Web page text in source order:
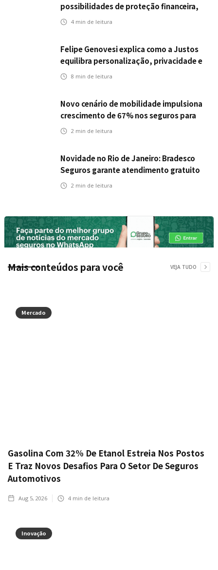
possibilidades de proteção financeira,
Icatu Seguros eleva capital segurado
4 min de leitura
Felipe Genovesi explica como a Justos
equilibra personalização, privacidade e
tecnologia
8 min de leitura
Novo cenário de mobilidade impulsiona
crescimento de 67% nos seguros para
veículos elétricos da Bradesco Seguros
2 min de leitura
Novidade no Rio de Janeiro: Bradesco
Seguros garante atendimento gratuito
na Ponte Rio-Niterói
2 min de leitura
Mais conteúdos para você VEJA TUDO
Mercado
Gasolina Com 32% De Etanol Estreia Nos Postos
E Traz Novos Desafios Para O Setor De Seguros
Automotivos
Aug 5, 2026 4 min de leitura
Inovação